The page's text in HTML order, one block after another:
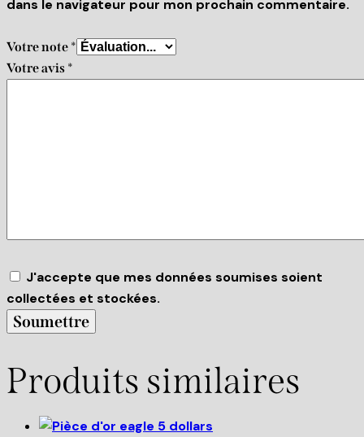
dans le navigateur pour mon prochain commentaire.
Votre note *
Votre avis *
J'accepte que mes données soumises soient
collectées et stockées.
Produits similaires